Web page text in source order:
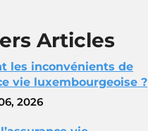
Articles
les inconvénients de
vie luxembourgeoise ?
2026